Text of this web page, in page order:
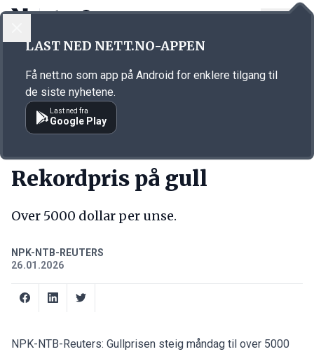
Annonsørinnhold
Rekordpris på gull
Over 5000 dollar per unse.
NPK-NTB-REUTERS
26.01.2026
NPK-NTB-Reuters: Gullprisen steig måndag til over 5000
LAST NED NETT.NO-APPEN
Få nett.no som app på Android for enklere tilgang til
de siste nyhetene.
Last ned fra
Google Play